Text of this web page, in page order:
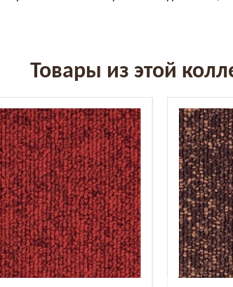
Товары из этой